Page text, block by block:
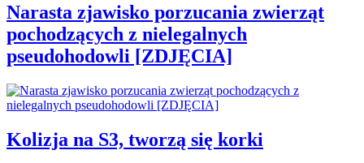
Narasta zjawisko porzucania zwierząt
pochodzących z nielegalnych
pseudohodowli [ZDJĘCIA]
Kolizja na S3, tworzą się korki